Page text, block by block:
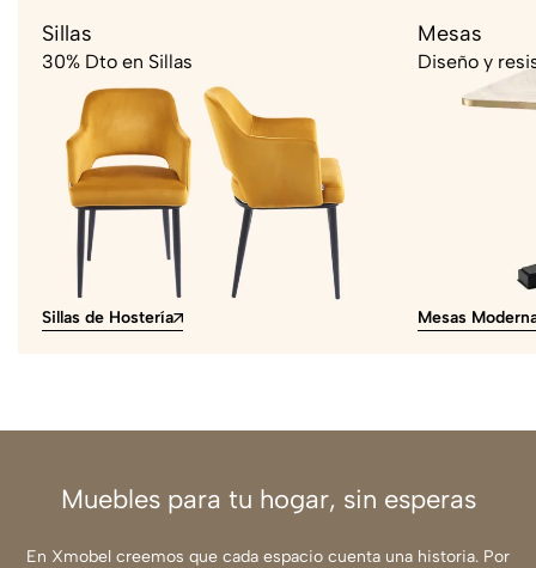
Sillas
30% Dto en Sillas
Sillas de Hostería
Mesas
Diseño y
Mesas
Muebles para tu hogar, sin esperas
En Xmobel creemos que cada espacio cuenta una historia. Por